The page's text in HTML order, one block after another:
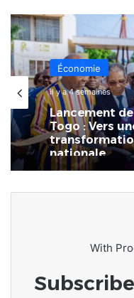
Économie
il y a 4 semaines
Lancement
Togo : Vers
nationale
With